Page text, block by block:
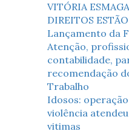
VITÓRIA
DIREITOS
Lançamento da
Atenção,
contabilidade,
recomendação
Trabalho
Idosos:
violência
vitimas